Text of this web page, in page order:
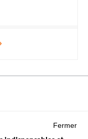
Fermer